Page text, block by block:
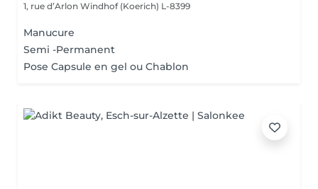
1, rue d’Arlon Windhof (Koerich) L-8399
Manucure
Semi -Permanent
Pose Capsule en gel ou Chablon